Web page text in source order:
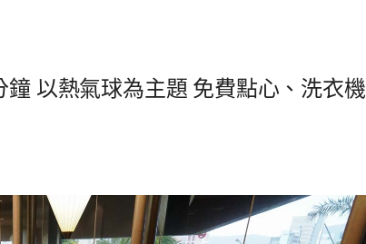
以熱氣球為主題 免費點心、洗衣機